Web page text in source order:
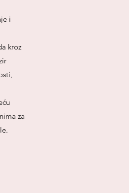
i
kroz
za